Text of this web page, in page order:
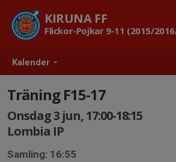
Kalender
KIRUNA FF
Flickor-Pojkar 9-11 (2015/
Träning F15-17
Onsdag 3 jun, 17:00-18:15
Lombia IP
Samling: 16:55